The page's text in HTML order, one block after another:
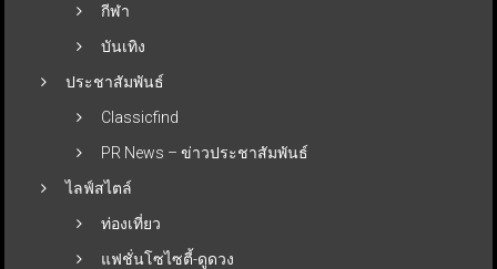
กีฬา
บันเทิง
ประชาสัมพันธ์
Classicfind
PR News – ข่าวประชาสัมพันธ์
ไลฟ์สไตล์
ท่องเที่ยว
แฟชั่นโซไซตี้-ดูดวง